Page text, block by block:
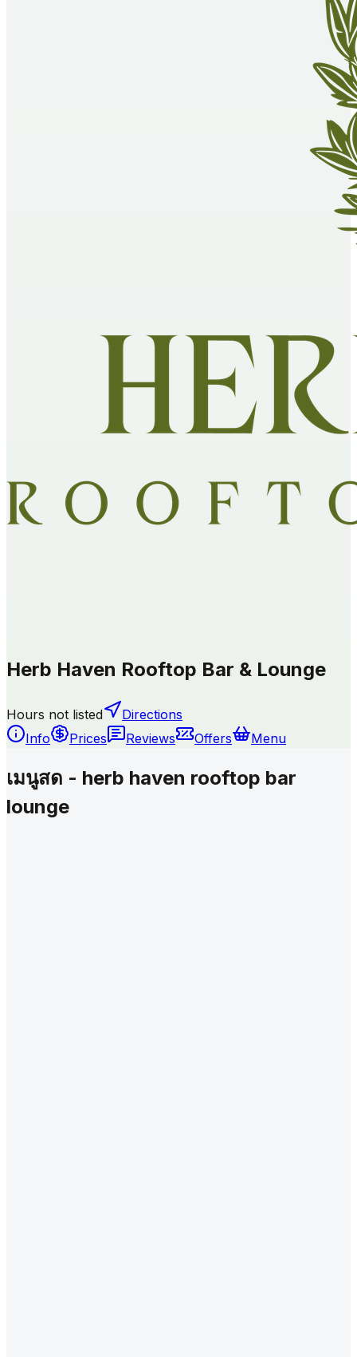
Herb Haven Rooftop Bar & Lounge
Hours not listed
Directions
Info
Prices Reviews Offers Menu
เมนูสด - herb haven rooftop bar
lounge